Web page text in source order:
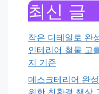
최신 글
작은 디테일로 완
인테리어 철물 고
지 기준
데스크테리어 완
위한 친환경 책상